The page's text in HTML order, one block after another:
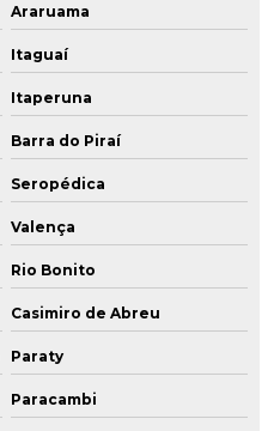
Araruama
Itaguaí
Itaperuna
Barra do Piraí
Seropédica
Valença
Rio Bonito
Casimiro de Abreu
Paraty
Paracambi